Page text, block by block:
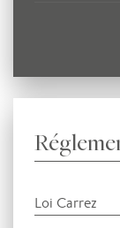
Loi Carrez